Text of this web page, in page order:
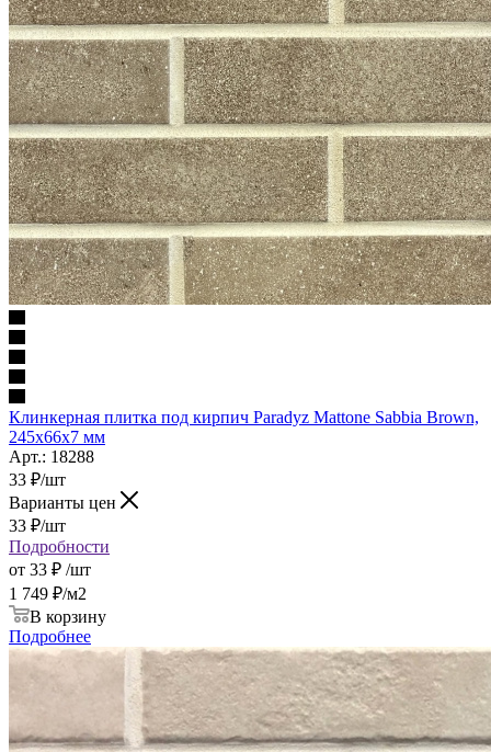
Клинкерная плитка под кирпич Paradyz Mattone Sabbia Brown,
245x66x7 мм
Арт.: 18288
33 ₽/шт
Варианты цен
33 ₽/шт
Подробности
от 33 ₽ /шт
1 749 ₽/м2
В корзину
Подробнее